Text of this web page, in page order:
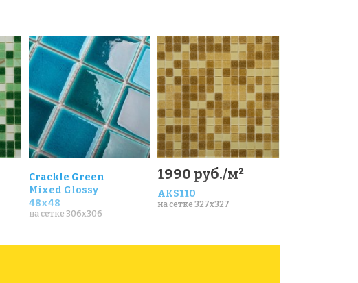
Crackle Green
Mixed Glossy
48х48
на сетке 306x306
1990 руб./м²
AKS110
на сетке 327x327